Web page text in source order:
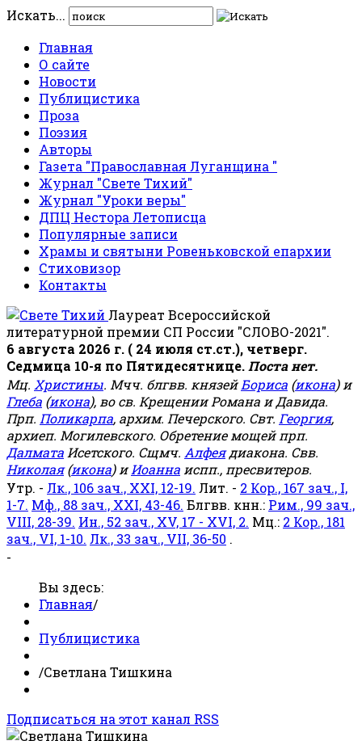
Искать...
Главная
О сайте
Новости
Публицистика
Проза
Поэзия
Авторы
Газета "Православная Луганщина "
Журнал "Свете Тихий"
Журнал "Уроки веры"
ДПЦ Нестора Летописца
Популярные записи
Храмы и святыни Ровеньковской епархии
Стиховизор
Контакты
Лауреат Всероссийской
литературной премии СП России "СЛОВО-2021".
6 августа 2026 г. ( 24 июля ст.ст.), четверг.
Седмица 10-я по Пятидесятнице. Поста нет.
Мц. Христины. Мчч. блгвв. князейБориса (икона) и
Глеба (икона), во св. Крещении Романа и Давида.
Прп. Поликарпа, архим. Печерского. Свт. Георгия,
архиеп. Могилевского. Обретение мощей прп.
Далмата Исетского. Сщмч. Алфеядиакона. Свв.
Николая(икона) иИоанна испп., пресвитеров.
Утр. - Лк., 106 зач., XXI, 12-19. Лит. - 2 Кор., 167 зач., I,
1-7. Мф., 88 зач., XXI, 43-46. Блгвв. кнн.: Рим., 99 зач.,
VIII, 28-39. Ин., 52 зач., XV, 17 - XVI, 2. Мц.: 2 Кор., 181
зач., VI, 1-10. Лк., 33 зач., VII, 36-50 .
-
Вы здесь:
Главная/
Публицистика
/Светлана Тишкина
Подписаться на этот канал RSS